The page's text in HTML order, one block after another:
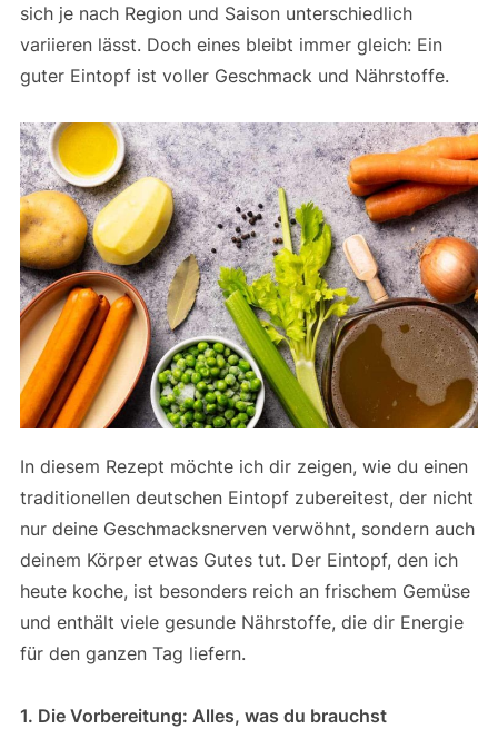
sich je nach Region und Saison unterschiedlich
variieren lässt. Doch eines bleibt immer gleich: Ein
guter Eintopf ist voller Geschmack und Nährstoffe.
In diesem Rezept möchte ich dir zeigen, wie du einen
traditionellen deutschen Eintopf zubereitest, der nicht
nur deine Geschmacksnerven verwöhnt, sondern auch
deinem Körper etwas Gutes tut. Der Eintopf, den ich
heute koche, ist besonders reich an frischem Gemüse
und enthält viele gesunde Nährstoffe, die dir Energie
für den ganzen Tag liefern.
1. Die Vorbereitung: Alles, was du brauchst